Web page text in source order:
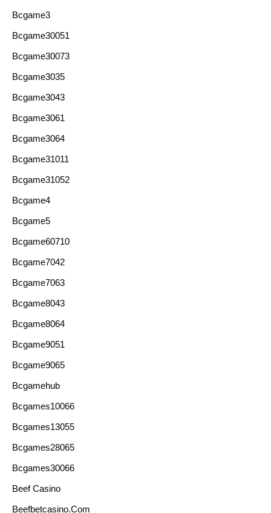
Bcgame3
Bcgame30051
Bcgame30073
Bcgame3035
Bcgame3043
Bcgame3061
Bcgame3064
Bcgame31011
Bcgame31052
Bcgame4
Bcgame5
Bcgame60710
Bcgame7042
Bcgame7063
Bcgame8043
Bcgame8064
Bcgame9051
Bcgame9065
Bcgamehub
Bcgames10066
Bcgames13055
Bcgames28065
Bcgames30066
Beef Casino
Beefbetcasino.com